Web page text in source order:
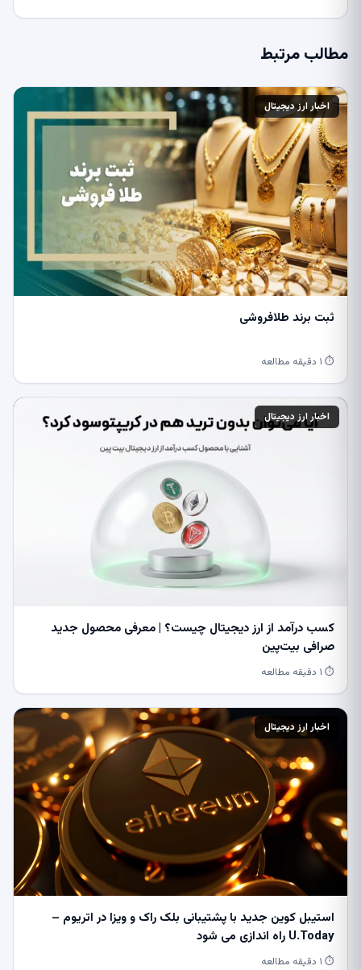
مطالب مرتبط
اخبار ارز دیجیتال
ثبت برند طلافروشی
⏱ ۱ دقیقه مطالعه
اخبار ارز دیجیتال
کسب درآمد از ارز دیجیتال چیست؟ | معرفی محصول جدید
صرافی بیت‌پین
⏱ ۱ دقیقه مطالعه
اخبار ارز دیجیتال
استیبل کوین جدید با پشتیبانی بلک راک و ویزا در اتریوم –
U.Today راه اندازی می شود
⏱ ۱ دقیقه مطالعه